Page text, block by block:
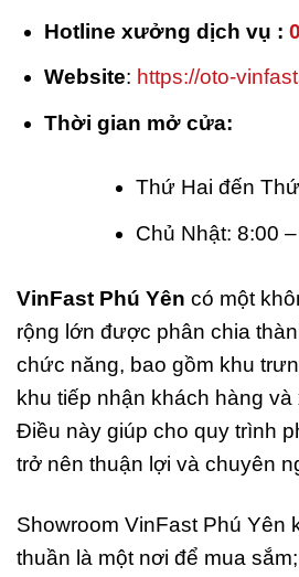
Hotline xưởng dịch vụ :
Website: https://oto-
Thời gian mở cửa:
Thứ Hai đến
Chủ Nhật: 8:00
VinFast Phú Yên có một
rộng lớn được phân chia
chức năng, bao gồm khu
khu tiếp nhận khách hàng
Điều này giúp cho quy trình
trở nên thuận lợi và chuyên
Showroom VinFast Phú Yên
thuần là một nơi để mua